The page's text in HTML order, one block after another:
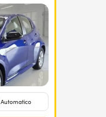
Automatico